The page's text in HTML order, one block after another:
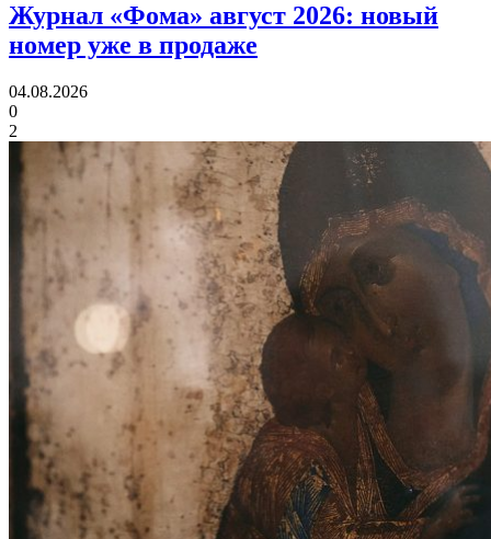
Журнал «Фома» август 2026: новый
номер уже в продаже
04.08.2026
0
2